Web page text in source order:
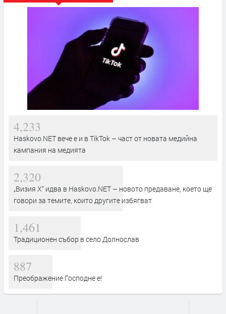
4,233
Haskovo.NET вече е и в TikTok – част от новата медийна
кампания на медията
2,320
„Визия Х“ идва в Haskovo.NET – новото предаване, което ще
говори за темите, които другите избягват
1,461
Традиционен събор в село Долнослав
887
Преображение Господне е!